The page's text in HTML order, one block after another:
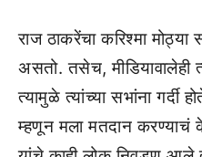
राज ठाकरेंचा करिश्मा
असतो. तसेच, मीडियावालेही
त्यामुळे त्यांच्या सभांना गर्दी
म्हणून मला मतदान